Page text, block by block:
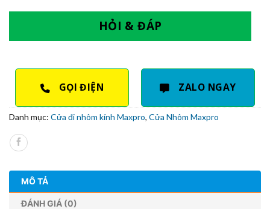
HỎI & ĐÁP
GỌI ĐIỆN ZALO NGAY
Danh mục: Cửa đi nhôm kính Maxpro, Cửa Nhôm Maxpro
MÔ TẢ
ĐÁNH GIÁ (0)